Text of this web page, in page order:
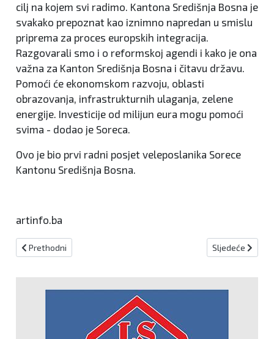
cilj na kojem svi radimo. Kantona Središnja Bosna je
svakako prepoznat kao iznimno napredan u smislu
priprema za proces europskih integracija.
Razgovarali smo i o reformskoj agendi i kako je ona
važna za Kanton Središnja Bosna i čitavu državu.
Pomoći će ekonomskom razvoju, oblasti
obrazovanja, infrastrukturnih ulaganja, zelene
energije. Investicije od milijun eura mogu pomoći
svima - dodao je Soreca.
Ovo je bio prvi radni posjet veleposlanika Sorece
Kantonu Središnja Bosna.
artinfo.ba
Prethodni članak: Analiza Roda Blagojevića: Kaos, kolonijalna
Prethodni Sljedeći
Sljedeće